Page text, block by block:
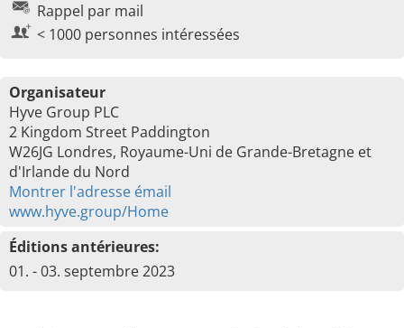
Rappel par mail
< 1000 personnes intéressées
Organisateur
Hyve Group PLC
2 Kingdom Street Paddington
W26JG Londres, Royaume-Uni de Grande-Bretagne et
d'Irlande du Nord
Montrer l'adresse émail
www.hyve.group/Home
Éditions antérieures:
01. - 03. septembre 2023